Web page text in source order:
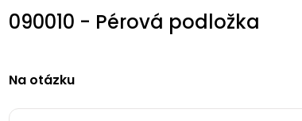
090010 - Pérová podložka
Na otázku